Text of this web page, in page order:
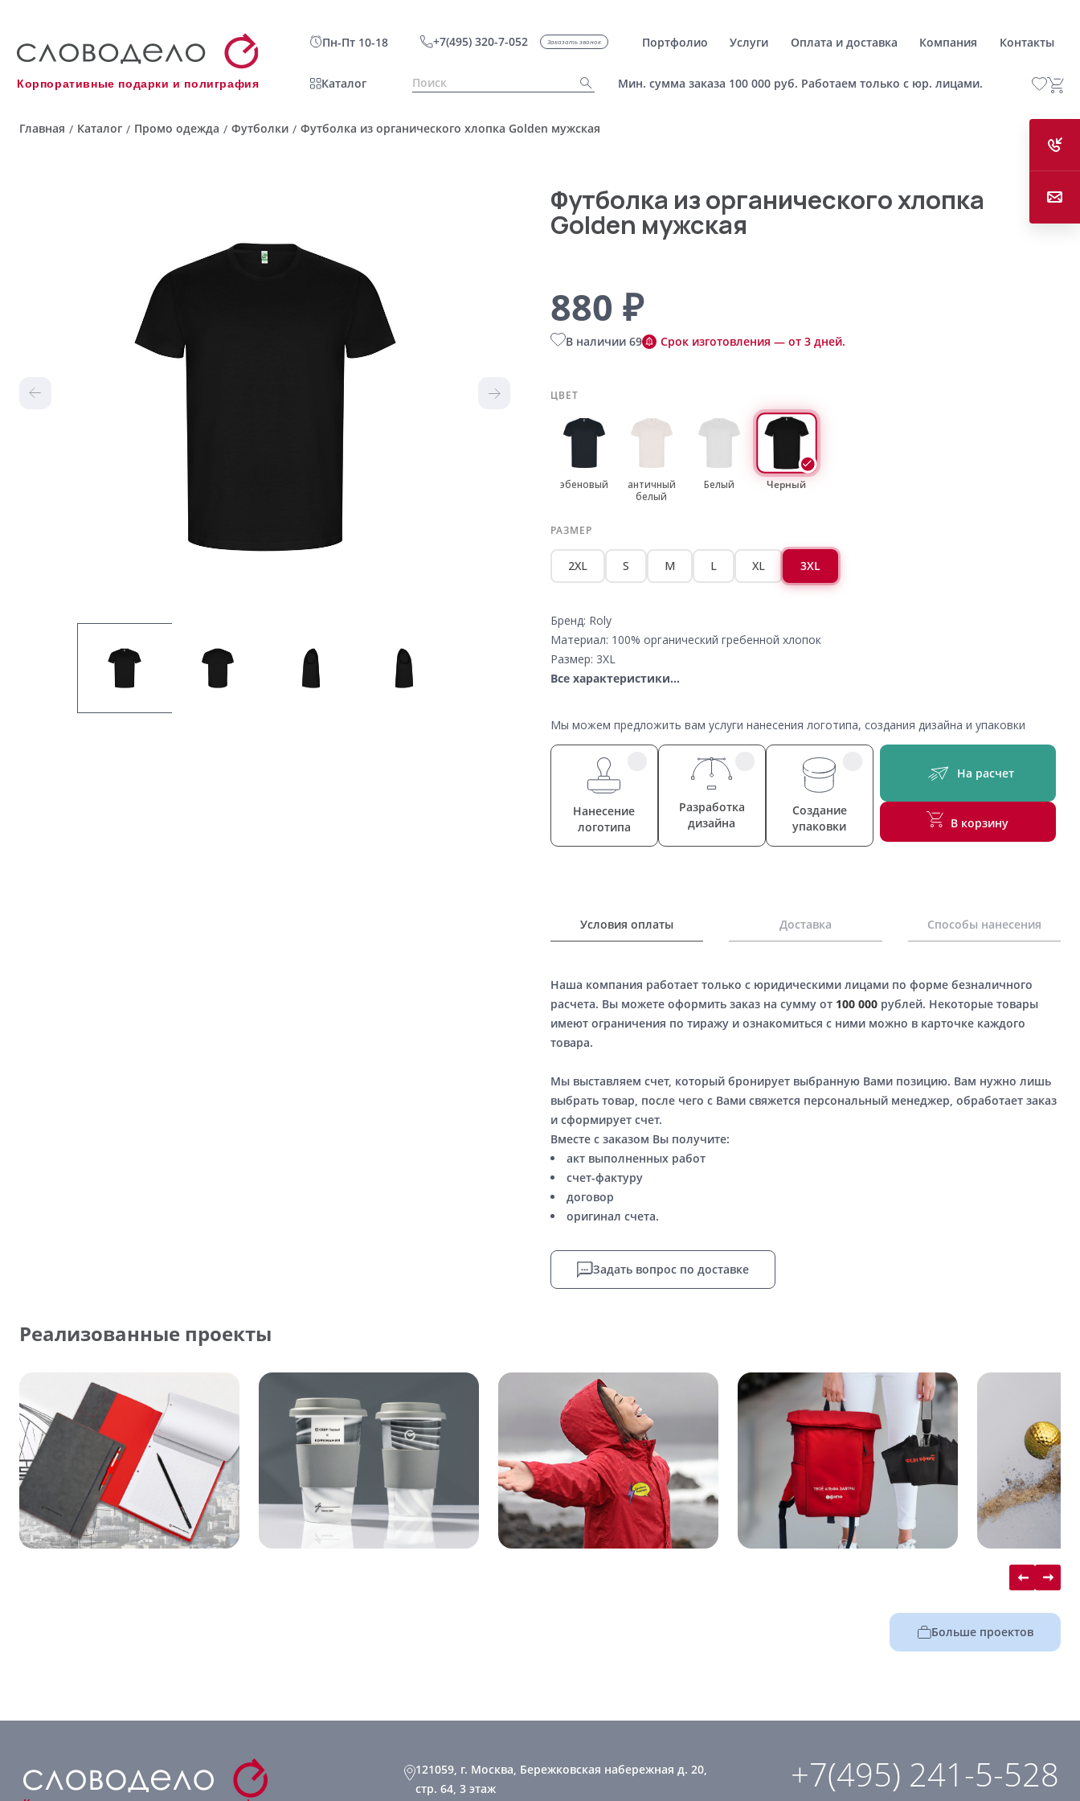
Корпоративные подарки и полиграфия
Пн-Пт 10-18 +7(495) 320-7-052 Заказать звонок Портфолио Услуги Оплата и доставка Компания Контакты
Каталог Мин. сумма заказа 100 000 руб. Работаем только с юр. лицами.
Главная / Каталог / Промо одежда / Футболки / Футболка из органического хлопка Golden мужская
Футболка из органического хлопка
Golden мужская
880 ₽
В наличии 69 Срок изготовления — от 3 дней.
ЦВЕТ
эбеновый
античный
белый
Белый Черный
РАЗМЕР
2XL S M L XL 3XL
Бренд: Roly
Материал: 100% органический гребенной хлопок
Размер: 3XL
Все характеристики...
Мы можем предложить вам услуги нанесения логотипа, создания дизайна и упаковки
Нанесение
логотипа
Разработка
дизайна
Создание
упаковки
На расчет
В корзину
Условия оплаты Доставка Способы нанесения
Наша компания работает только с юридическими лицами по форме безналичного
расчета. Вы можете оформить заказ на сумму от 100 000рублей. Некоторые товары
имеют ограничения по тиражу и ознакомиться с ними можно в карточке каждого
товара.
Мы выставляем счет, который бронирует выбранную Вами позицию. Вам нужно лишь
выбрать товар, после чего с Вами свяжется персональный менеджер, обработает заказ
и сформирует счет.
Вместе с заказом Вы получите:
акт выполненных работ
счет-фактуру
договор
оригинал счета.
Задать вопрос по доставке
Реализованные проекты
Больше проектов
121059, г. Москва, Бережковская набережная д. 20,
стр. 64, 3 этаж
+7(495) 241-5-528